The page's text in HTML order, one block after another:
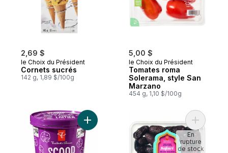
2,69 $
le Choix du Président
Cornets sucrés
142 g, 1,89 $/100g
5,00 $
le Choix du Président
Tomates roma
Solerama, style San
Marzano
454 g, 1,10 $/100g
Ajouter Crème glacée Bar laitier, pâte à
Ajouter
En
rupture
de stock